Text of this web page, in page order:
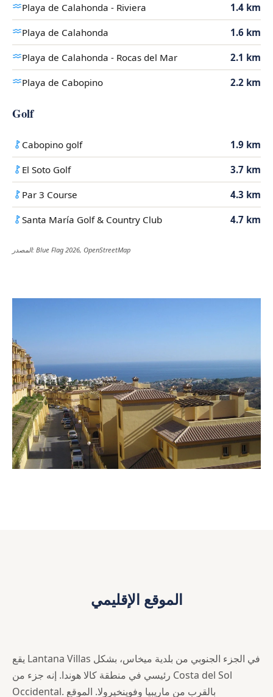
Playa de Calahonda - Riviera 1.4 km
Playa de Calahonda 1.6 km
Playa de Calahonda - Rocas del Mar 2.1 km
Playa de Cabopino 2.2 km
Golf
Cabopino golf 1.9 km
El Soto Golf 3.7 km
Par 3 Course 4.3 km
Santa María Golf & Country Club 4.7 km
المصدر: Blue Flag 2026, OpenStreetMap
الموقع الإقليمي
يقع Lantana Villas في الجزء الجنوبي من بلدية ميخاس، بشكل
رئيسي في منطقة كالا هوندا. إنه جزء من Costa del Sol
Occidental. بالقرب من ماريبيا وفوينخيرولا. الموقع